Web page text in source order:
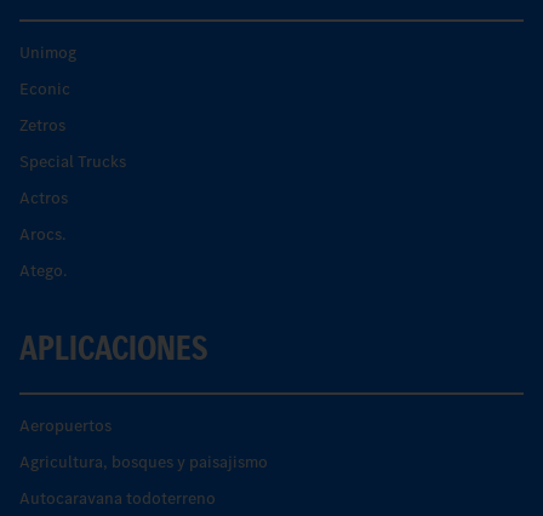
Unimog
Econic
Zetros
Special Trucks
Actros
Arocs.
Atego.
APLICACIONES
Aeropuertos
Agricultura, bosques y paisajismo
Autocaravana todoterreno